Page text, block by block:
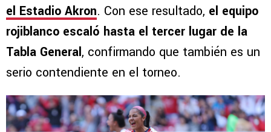
el Estadio Akron. Con ese resultado, el equipo
rojiblanco escaló hasta el tercer lugar de la
Tabla General, confirmando que también es un
serio contendiente en el torneo.